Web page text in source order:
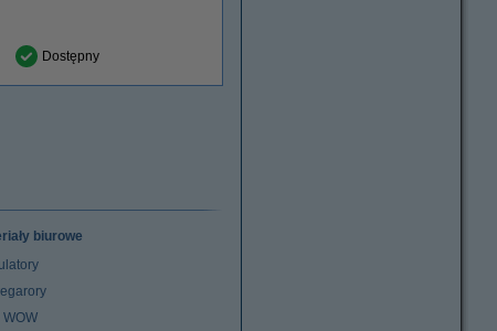
Dostępny
biurowe
WOW